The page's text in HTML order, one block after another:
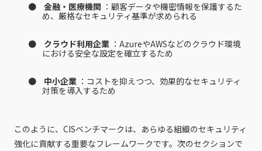
金融・医療機関 ：顧客データや機密情報を保護するた
め、厳格なセキュリティ基準が求められる
クラウド利用企業 ：AzureやAWSなどのクラウド環境
における安全な設定を確立するため
中小企業 ：コストを抑えつつ、効果的なセキュリティ
対策を導入するため
このように、CISベンチマークは、あらゆる組織のセキュリティ
強化に貢献する重要なフレームワークです。次のセクションで